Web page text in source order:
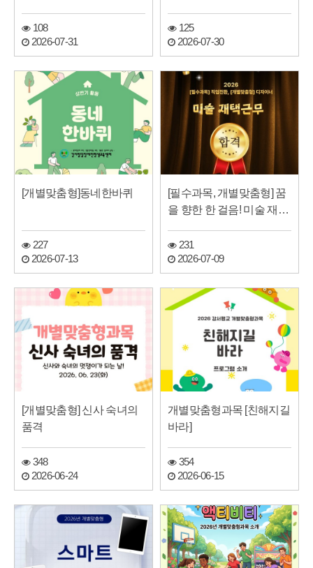
108
2026-07-31
125
2026-07-30
[개별맞춤형]동네한바퀴
227
2026-07-13
[필수과목, 개별맞춤형] 꿈
을 향한 한 걸음! 미술 재택
231
2026-07-09
[개별맞춤형] 신사 숙녀의
품격
348
2026-06-24
개별맞춤형과목 [친해지길
바라]
354
2026-06-15